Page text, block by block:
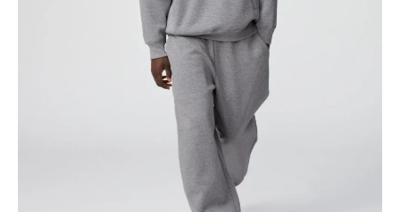
企業ITのトレンドを詳説
経営リーダーのコミュニティ
マーケ×ITの今がよく分かる
ITエンジニア向け専門サイト
企業向けIT製品の総合サイト